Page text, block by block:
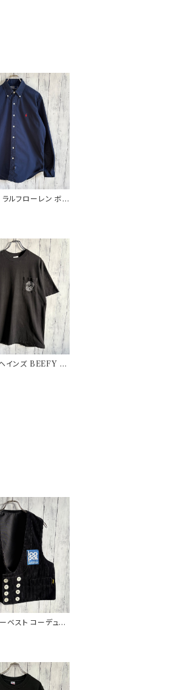
ルフローレン ボタ
Ralph Lauren
インズ BEEFY シ
シャツ ヴィンテー
T
ベスト コーデュロ
ベスト 黒 ダブルブ